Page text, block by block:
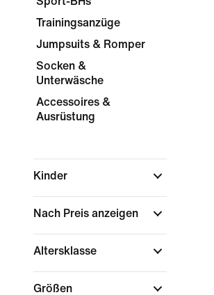
Trainingsanzüge
Jumpsuits & Romper
Socken &
Unterwäsche
Accessoires &
Ausrüstung
Kinder
Nach Preis anzeigen
Altersklasse
Größen